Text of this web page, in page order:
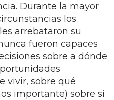
Durante la mayor
los
arrebataron su
fueron capaces
sobre a dónde
vivir, sobre qué
importante) sobre si